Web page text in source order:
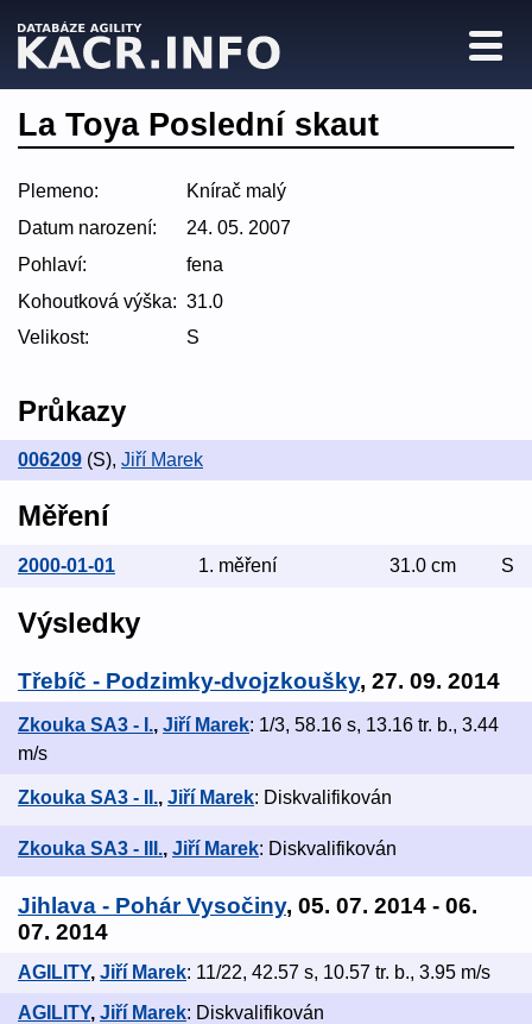
La Toya Poslední skaut
Plemeno:
Knírač malý
Datum narození:
24. 05. 2007
Pohlaví:
fena
Kohoutková výška: 31.0
Velikost:
S
Průkazy
006209 (S), Jiří Marek
Měření
2000-01-01 1. měření 31.0 cm S
Výsledky
Třebíč - Podzimky-dvojzkoušky, 27. 09. 2014
Zkouka SA3 - I., Jiří Marek: 1/3, 58.16 s, 13.16 tr. b., 3.44
m/s
Zkouka SA3 - II., Jiří Marek: Diskvalifikován
Zkouka SA3 - III., Jiří Marek: Diskvalifikován
Jihlava - Pohár Vysočiny, 05. 07. 2014 - 06.
07. 2014
AGILITY, Jiří Marek: 11/22, 42.57 s, 10.57 tr. b., 3.95 m/s
AGILITY, Jiří Marek: Diskvalifikován